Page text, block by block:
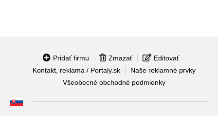
Pridať firmu Zmazať
Editovať
Kontakt, reklama / Portaly.sk
Naše reklamné prvky
Všeobecné obchodné podmienky